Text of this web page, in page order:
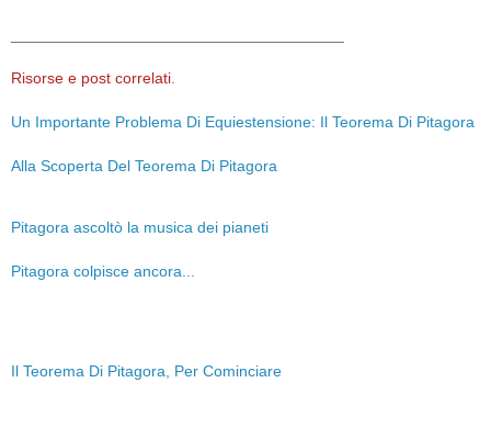
Risorse e post correlati
Un Importante Problema Di Equiestensione: Il Teorema Di Pitagora
Alla Scoperta Del Teorema Di Pitagora
Pitagora ascoltò la musica dei pianeti
Pitagora colpisce ancora...
Il Teorema Di Pitagora, Per Cominciare